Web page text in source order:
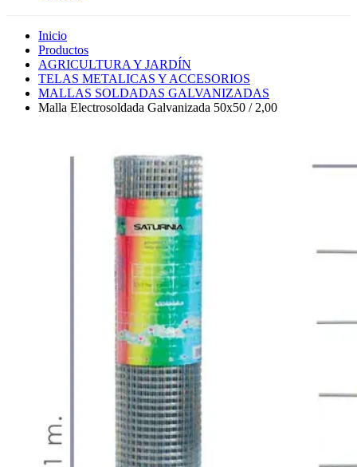
Inicio
Productos
AGRICULTURA Y JARDÍN
TELAS METALICAS Y ACCESORIOS
MALLAS SOLDADAS GALVANIZADAS
Malla Electrosoldada Galvanizada 50x50 / 2,00